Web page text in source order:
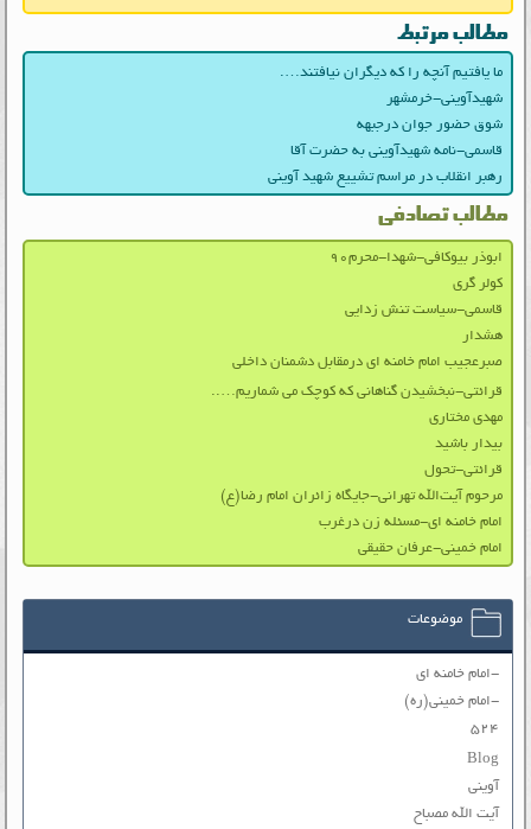
مطالب مرتبط
ما یافتیم آنچه را که دیگران نیافتند….
شهیدآوینی-خرمشهر
شوق حضور جوان درجبهه
قاسمی-نامه شهیدآوینی به حضرت آقا
رهبر انقلاب در مراسم تشییع شهید آوینی
مطالب تصادفی
ابوذر بیوکافی-شهدا-محرم۹۰
کولر گری
قاسمی-سیاست تنش زدایی
هشدار
صبرعجیب امام خامنه ای درمقابل دشمنان داخلی
قرائتی-نبخشیدن گناهانی که کوچک می شماریم…..
مهدی مختاری
بیدار باشید
قرائتی-تحول
مرحوم آیت‌الله تهرانی-جایگاه زائران امام رضا(ع)
امام خامنه ای-مسئله زن درغرب
امام خمینی-عرفان حقیقی
موضوعات
-امام خامنه ای
-امام خمینی(ره)
۵۲۴
Blog
آوینی
آیت الله مصباح